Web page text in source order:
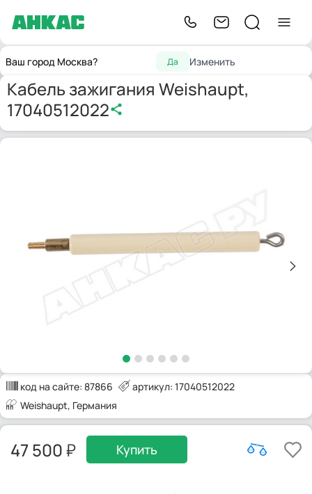
Ваш город Москва? Да Изменить
Главнаягорелок
электродов
17040512022
Кабель зажигания Weishaupt,
17040512022
код на сайте: 87866
артикул: 17040512022
Weishaupt, Германия
47 500 Купить